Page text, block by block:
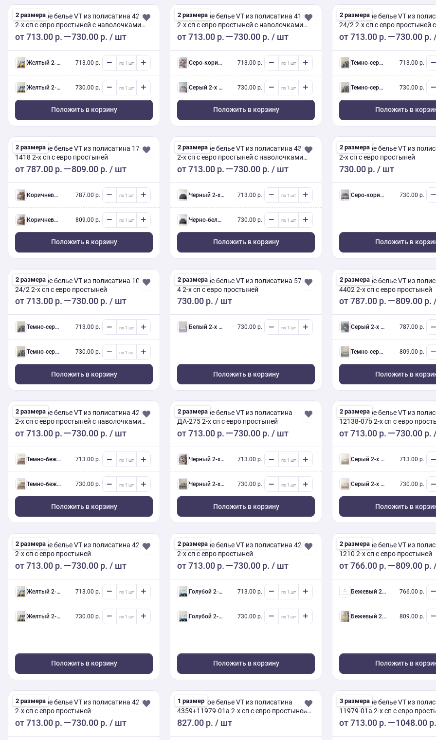
2 размера
Постельное белье VT из полисатина 4256
2-х сп с евро простыней с наволочками
50/70
от713.00 р. 730.00 р. / шт
желтый 2-х сп евро (Люкс) с нав. 713.00 р.
желтый 2-х сп евро (Люкс) с нав. 730.00 р.
Положить в корзину
2 размера
Постельное белье VT из полисатина 4150
2-х сп с евро простыней с наволочками
50/70
от713.00 р. 730.00 р. / шт
Серо-коричневый 2-х сп евро (Люкс) с нав. 713.00 р.
серый 2-х сп евро (Люкс) с нав. 730.00 р.
Положить в корзину
2 размера
Постельное белье VT из
24/2 2-х сп с евро простыней с
наволочками 50/70
от713.00 р. 730.00 р.
темно-серый 2-х сп евро (Люкс) с нав. 713.00 р.
темно-серый 2-х сп евро (Люкс) с нав. 730.00 р.
Положить в
2 размера
Постельное белье VT из полисатина 17-
1418 2-х сп с евро простыней
от787.00 р. 809.00 р. / шт
коричневый 2-х сп евро (Люкс) с нав. 787.00 р.
коричневый 2-х сп евро (Люкс) с нав. 809.00 р.
Положить в корзину
2 размера
Постельное белье VT из полисатина 4359
2-х сп с евро простыней с наволочками
50/70
от713.00 р. 730.00 р. / шт
черный 2-х сп евро (Люкс) с нав. 713.00 р.
черно-белый 2-х сп евро (Люкс) с нав. 730.00 р.
Положить в корзину
2 размера
Постельное белье VT из
2-х сп с евро простыней
730.00 р. / шт
Серо-коричневый 2-х сп евро (Люкс) с нав. 730.00 р.
Положить в
2 размера
Постельное белье VT из полисатина 10-
24/2 2-х сп с евро простыней
от713.00 р. 730.00 р. / шт
темно-серый 2-х сп евро (Люкс) с нав. 713.00 р.
темно-серый 2-х сп евро (Люкс) с нав. 730.00 р.
Положить в корзину
2 размера
Постельное белье VT из полисатина 5704-
4 2-х сп с евро простыней
730.00 р. / шт
белый 2-х сп евро (Люкс) с нав. 730.00 р.
Положить в корзину
2 размера
Постельное белье VT из
4402 2-х сп с евро простыней
от787.00 р. 809.00 р.
серый 2-х сп евро (Люкс) с нав. 787.00 р.
темно-серый 2-х сп евро (Люкс) с нав. 809.00 р.
Положить в
2 размера
Постельное белье VT из полисатина 4236
2-х сп с евро простыней с наволочками
50/70
от713.00 р. 730.00 р. / шт
темно-бежевый 2-х сп евро (Люкс) с нав. 713.00 р.
темно-бежевый 2-х сп евро (Люкс) с нав. 730.00 р.
Положить в корзину
2 размера
Постельное белье VT из полисатина
ДА-275 2-х сп с евро простыней
от713.00 р. 730.00 р. / шт
черный 2-х сп евро (Люкс) с нав. 713.00 р.
черный 2-х сп евро (Люкс) с нав. 730.00 р.
Положить в корзину
2 размера
Постельное белье VT из
12138-07b 2-х сп с евро
от713.00 р. 730.00 р.
серый 2-х сп евро (Люкс) с нав. 713.00 р.
серый 2-х сп евро (Люкс) с нав. 730.00 р.
Положить в
2 размера
Постельное белье VT из полисатина 4256
2-х сп с евро простыней
от713.00 р. 730.00 р. / шт
желтый 2-х сп евро (Люкс) с нав. 713.00 р.
желтый 2-х сп евро (Люкс) с нав. 730.00 р.
Положить в корзину
2 размера
Постельное белье VT из полисатина 4255
2-х сп с евро простыней
от713.00 р. 730.00 р. / шт
голубой 2-х сп евро (Люкс) с нав. 713.00 р.
голубой 2-х сп евро (Люкс) с нав. 730.00 р.
Положить в корзину
2 размера
Постельное белье VT из
1210 2-х сп с евро простыней
от766.00 р. 809.00 р.
бежевый 2-х сп евро (Люкс) с нав. 766.00 р.
бежевый 2-х сп евро (Люкс) с нав. 809.00 р.
Положить в
2 размера
Постельное белье VT из полисатина 4236
2-х сп с евро простыней
от713.00 р. 730.00 р. / шт
1 размер
Постельное белье VT из полисатина
4359+11979-01a 2-х сп с евро простыней
П-12/Пр-1/Н7-2
827.00 р. / шт
3 размера
Постельное белье VT из
11979-01a 2-х сп с евро
наволочками 50/70
от713.00 р. 1048.00 р.